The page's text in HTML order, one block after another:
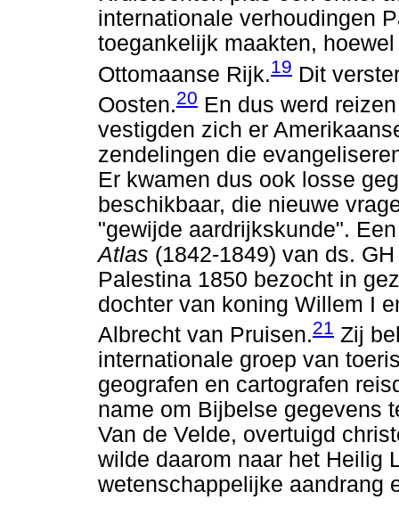
internationale verhoudingen
toegankelijk maakten,
Ottomaanse Rijk.19 Dit
Oosten.20 En dus werd
vestigden zich er
zendelingen die
Er kwamen dus ook losse
beschikbaar, die nieuwe
"gewijde aardrijkskunde".
Atlas (1842-1849) van ds.
Palestina 1850 bezocht in
dochter van koning Willem I
Albrecht van Pruisen.21 Zij
internationale groep van
geografen en cartografen
name om Bijbelse gegevens
Van de Velde, overtuigd
wilde daarom naar het Heilig
wetenschappelijke aandrang